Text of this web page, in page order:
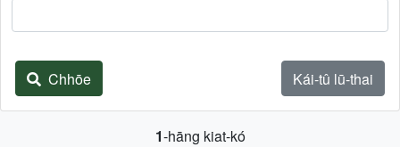
Chhōe Kái-tû lū-thai
1-hāng kiat-kó